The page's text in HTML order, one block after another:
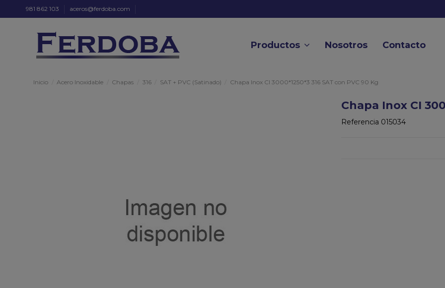
981 862 103 aceros@ferdoba.com
Productos Nosotros Contacto
Inicio Acero Inoxidable Chapas 316 SAT + PVC (Satinado) Chapa Inox CI 3000*1250*3 316 SAT con PVC 90 Kg
Chapa Inox CI
Referencia 015034